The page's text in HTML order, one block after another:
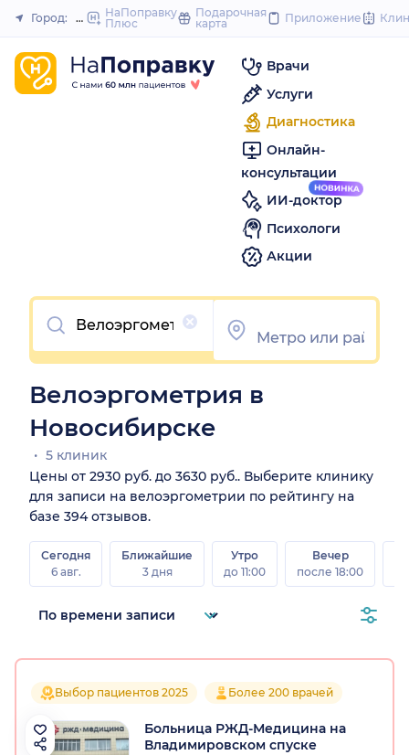
to
Закрыть
Город: Новосибирск
НаПоправку
Плюс
Подарочная
карта
Приложение
Врачи
Услуги
Диагностика
Онлайн-
консультации
ИИ-доктор
Психологи
Акции
Очистить
Велоэргометрия в
Новосибирске
5 клиник
Цены от 2930 руб. до 3630 руб.. Выберите клинику
для записи на велоэргометрии по рейтингу на
базе 394 отзывов.
Сегодня
6 авг.
Ближайшие
3 дня
Утро
до 11:00
Вечер
после 18:00
Выбор пациентов 2025 Более 200 врачей
Больница РЖД-Медицина на
Владимировском спуске